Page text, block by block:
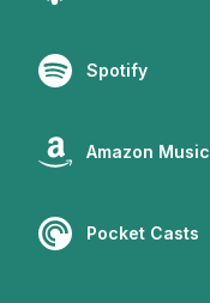
Spotify
Amazon Music
Pocket Casts